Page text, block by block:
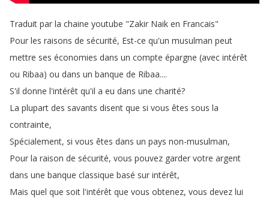
Traduit par la chaine youtube "Zakir Naik en Francais"
Pour les raisons de sécurité, Est-ce qu'un musulman peut
mettre ses économies dans un compte épargne (avec intérêt
ou Ribaa) ou dans un banque de Ribaa....
S'il donne l'intérêt qu'il a eu dans une charité?
La plupart des savants disent que si vous êtes sous la
contrainte,
Spécialement, si vous êtes dans un pays non-musulman,
Pour la raison de sécurité, vous pouvez garder votre argent
dans une banque classique basé sur intérêt,
Mais quel que soit l'intérêt que vous obtenez, vous devez lui